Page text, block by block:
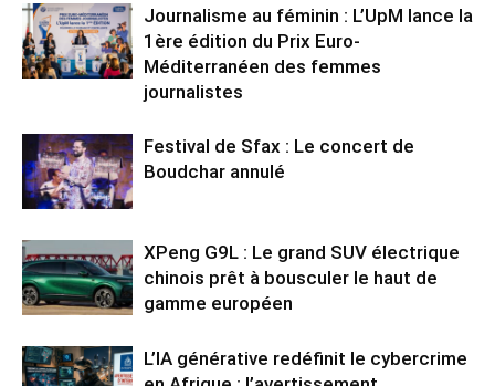
Journalisme au féminin : L’UpM lance la
1ère édition du Prix Euro-
Méditerranéen des femmes
journalistes
Festival de Sfax : Le concert de
Boudchar annulé
XPeng G9L : Le grand SUV électrique
chinois prêt à bousculer le haut de
gamme européen
L’IA générative redéfinit le cybercrime